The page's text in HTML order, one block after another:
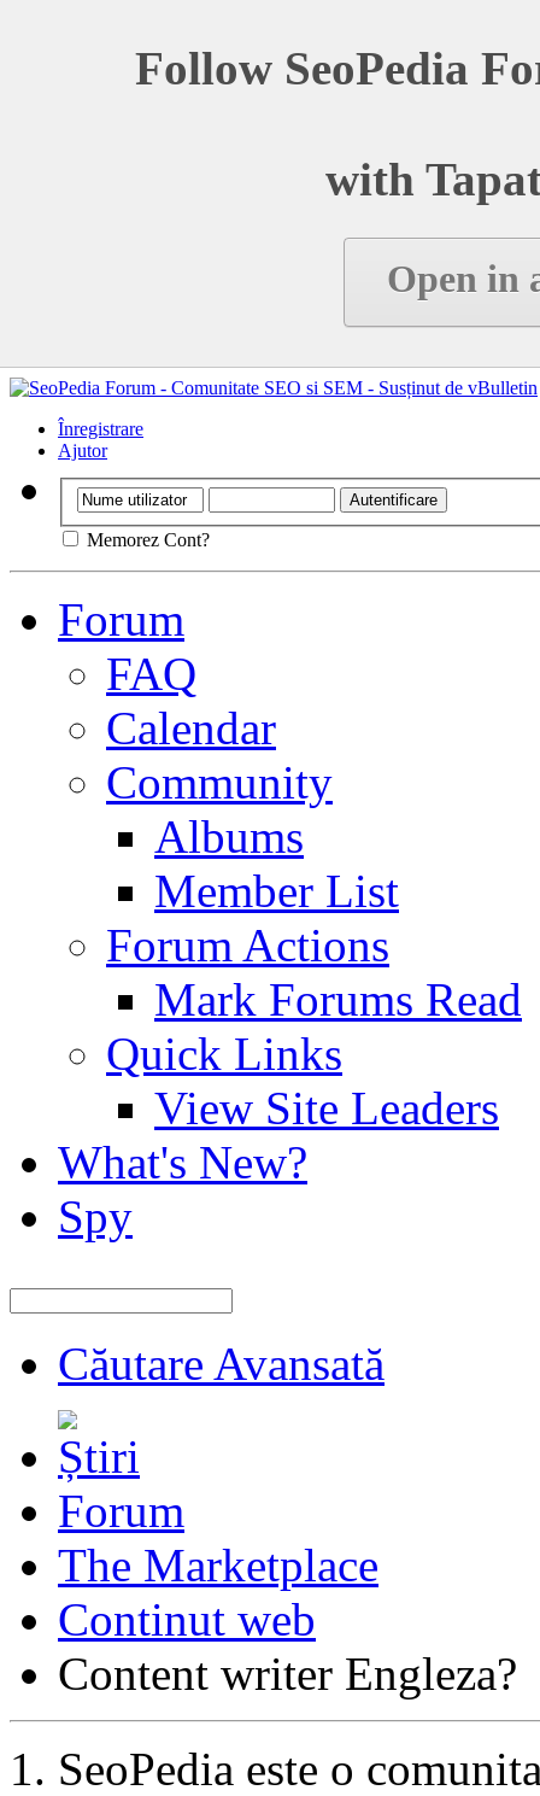
Follow SeoPedia
with
Open in
Înregistrare
Ajutor
Memorez Cont?
Forum
FAQ
Calendar
Community
Albums
Member List
Forum Actions
Mark Forums Read
Quick Links
View Site Leaders
What's New?
Spy
Căutare Avansată
Forum
The Marketplace
Continut web
Content writer Engleza?
SeoPedia este o